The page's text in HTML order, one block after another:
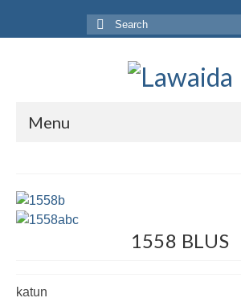
Search
for:
Menu
Produk
Jurnal
1558 BLUS
katun